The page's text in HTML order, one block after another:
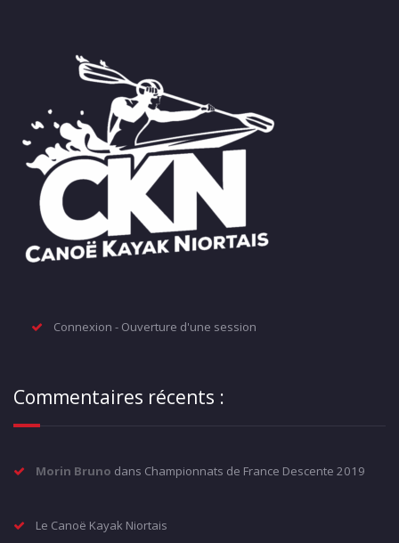
Connexion - Ouverture d'une session
Commentaires récents :
Morin Bruno dans Championnats de France Descente 2019
Le Canoë Kayak Niortais